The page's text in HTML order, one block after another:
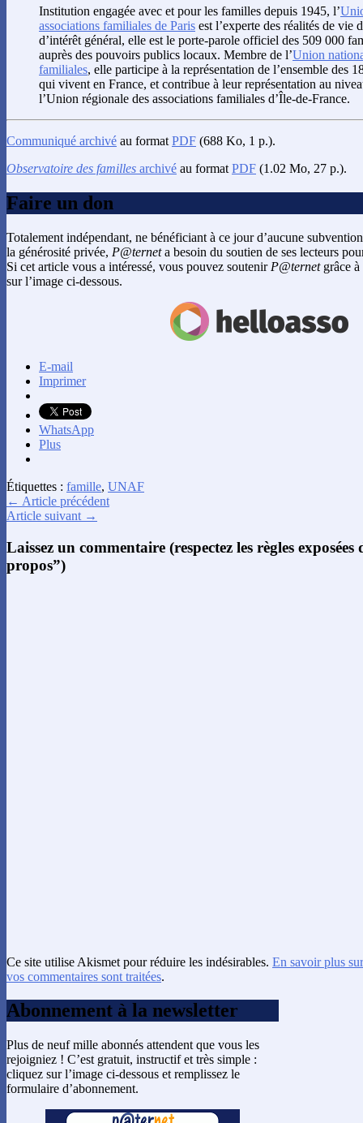
Institution engagée avec et pour les familles depuis 1945, l’
associations familiales de Paris est l’experte des réalités de vie
d’intérêt général, elle est le porte-parole officiel des 509 000
auprès des pouvoirs publics locaux. Membre de l’Union
familiales, elle participe à la représentation de l’ensemble des
qui vivent en France, et contribue à leur représentation au
l’Union régionale des associations familiales d’Île-de-France.
Communiqué archivé au format PDF (688 Ko, 1 p.).
Observatoire des familles archivé au format PDF (1.02 Mo, 27 p.).
Faire un don
Totalement indépendant, ne bénéficiant à ce jour d’aucune
la générosité privée, P@terneta besoin du soutien de ses lecteurs
Si cet article vous a intéressé, vous pouvez soutenir P@ternetgrâce à
sur l’image ci-dessous.
E-mail
Imprimer
WhatsApp
Plus
Étiquettes : famille, UNAF
← Article précédent
Article suivant →
Laissez un commentaire (respectez les règles
propos”)
Ce site utilise Akismet pour réduire les indésirables. En savoir plus
vos commentaires sont traitées.
Abonnement à la newsletter
Plus de neuf mille abonnés attendent que vous les
rejoigniez ! C’est gratuit, instructif et très simple :
cliquez sur l’image ci-dessous et remplissez le
formulaire d’abonnement.